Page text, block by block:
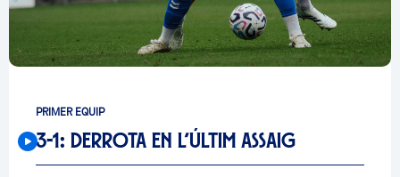
PRIMER EQUIP
3-1: DERROTA EN L’ÚLTIM ASSAIG